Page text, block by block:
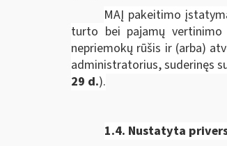
MAĮ pakeitimo
turto bei pajamų
nepriemokų rūšis ir (arba)
administratorius, suderinęs
29 d.).
1.4. Nustatyta